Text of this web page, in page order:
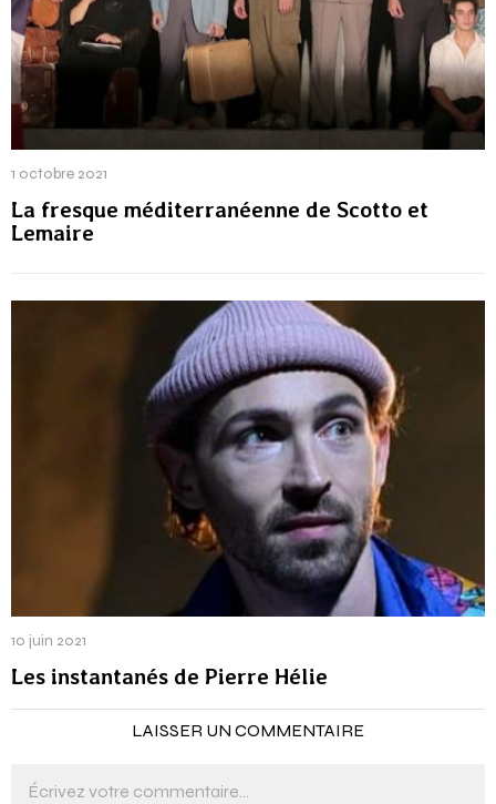
1 octobre 2021
La fresque méditerranéenne de Scotto et
Lemaire
10 juin 2021
Les instantanés de Pierre Hélie
LAISSER UN COMMENTAIRE